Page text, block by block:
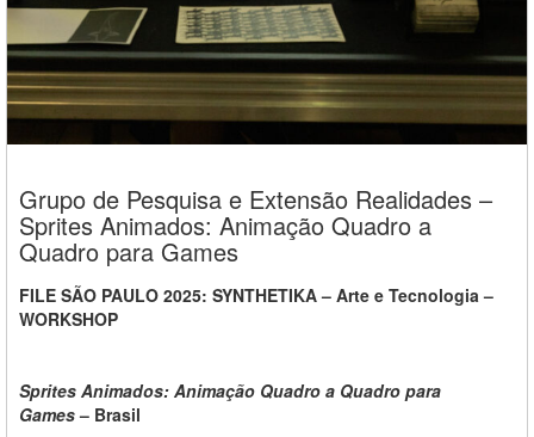
Grupo de Pesquisa e Extensão Realidades –
Sprites Animados: Animação Quadro a
Quadro para Games
FILE SÃO PAULO 2025: SYNTHETIKA – Arte e Tecnologia –
WORKSHOP
Sprites Animados: Animação Quadro a Quadro para
Games– Brasil